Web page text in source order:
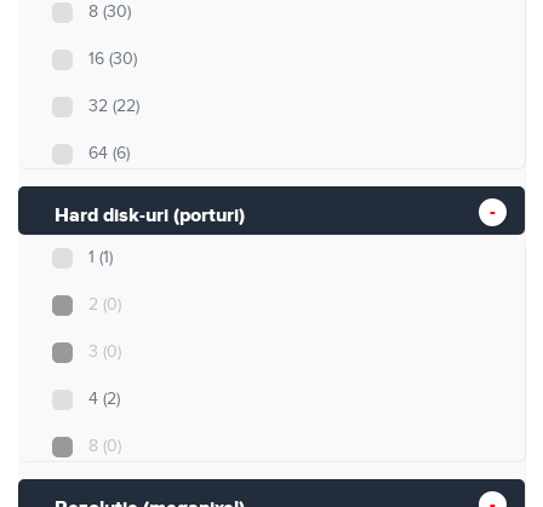
8 (30)
16 (30)
32 (22)
64 (6)
90
120
128(3)
>200
Nespecificat
Hard disk-uri (porturi)
1 (1)
2 (0)
3 (0)
4 (2)
8 (0)